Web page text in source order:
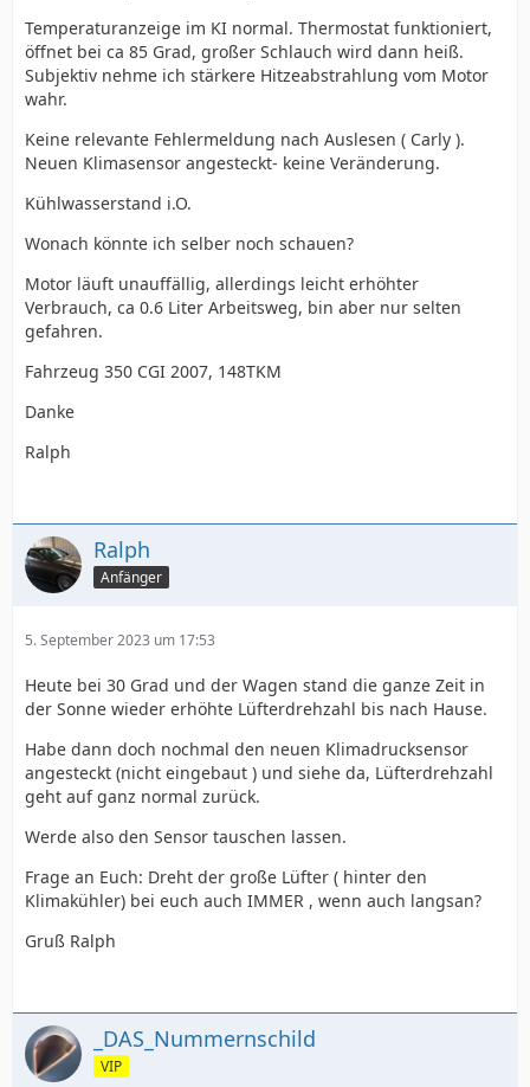
Temperaturanzeige im KI normal. Thermostat funktioniert,
öffnet bei ca 85 Grad, großer Schlauch wird dann heiß.
Subjektiv nehme ich stärkere Hitzeabstrahlung vom Motor
wahr.
Keine relevante Fehlermeldung nach Auslesen ( Carly ).
Neuen Klimasensor angesteckt- keine Veränderung.
Kühlwasserstand i.O.
Wonach könnte ich selber noch schauen?
Motor läuft unauffällig, allerdings leicht erhöhter
Verbrauch, ca 0.6 Liter Arbeitsweg, bin aber nur selten
gefahren.
Fahrzeug 350 CGI 2007, 148TKM
Danke
Ralph
Ralph
Anfänger
5. September 2023 um 17:53
Heute bei 30 Grad und der Wagen stand die ganze Zeit in
der Sonne wieder erhöhte Lüfterdrehzahl bis nach Hause.
Habe dann doch nochmal den neuen Klimadrucksensor
angesteckt (nicht eingebaut ) und siehe da, Lüfterdrehzahl
geht auf ganz normal zurück.
Werde also den Sensor tauschen lassen.
Frage an Euch: Dreht der große Lüfter ( hinter den
Klimakühler) bei euch auch IMMER , wenn auch langsan?
Gruß Ralph
_DAS_Nummernschild
VIP